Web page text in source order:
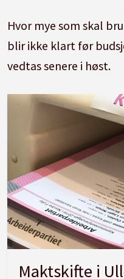
Hvor mye som skal
blir ikke klart før
vedtas senere i høst.
Maktskifte i